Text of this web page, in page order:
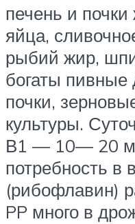
печень и
яйца,
рыбий жир,
богаты пивные
почки,
культуры.
В1 — 10— 20
потребность в
(рибофлавин)
PP много в